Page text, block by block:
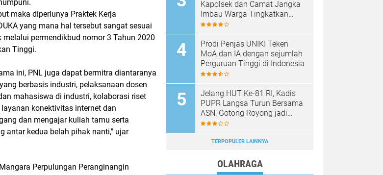
maka diperlunya Praktek Kerja
yang mana hal tersebut sangat sesuai
permendikbud nomor 3 Tahun 2020
Tinggi.
ini, PNL juga dapat bermitra diantaranya
berbasis industri, pelaksanaan dosen
mahasiswa di industri, kolaborasi riset
konektivitas internet dan
dan mengajar kuliah tamu serta
antar kedua belah pihak nanti," ujar
Perpulungan Peranginangin
Kapolsek dan Camat Jangka
Imbau Warga Tingkatkan
Kewaspadaan
Prodi Penjas UNIKI Teken
MoA dan IA dengan sejumlah
Perguruan Tinggi di Indonesia
Jelang HUT Ke-81 RI, Kadis
PUPR Langsa Turun Bersama
ASN: Gotong Royong jadi
Perekat Kebersamaan
TERPOPULER LAINNYA
OLAHRAGA